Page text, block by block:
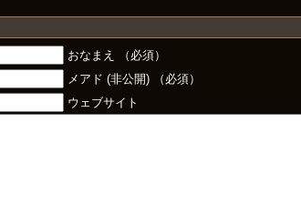
おなまえ （必須）
メアド (非公開) （必須）
ウェブサイト